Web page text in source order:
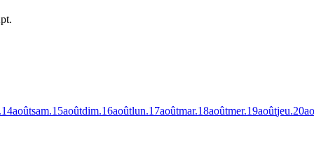
14aoûtsam.15aoûtdim.16aoûtlun.17aoûtmar.18aoûtmer.19aoûtjeu.20